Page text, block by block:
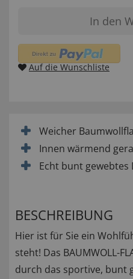
In den
Auf die Wunschliste
Weicher
Innen wärmend
Echt bunt gewebtes
BESCHREIBUNG
Hier ist für Sie ein
steht! Das BAUMWOLL-
durch das sportive, bunt